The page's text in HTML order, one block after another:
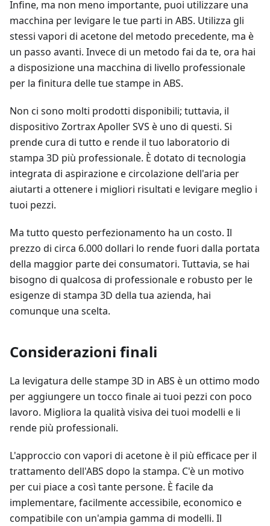
Infine, ma non meno importante, puoi utilizzare una
macchina per levigare le tue parti in ABS. Utilizza gli
stessi vapori di acetone del metodo precedente, ma è
un passo avanti. Invece di un metodo fai da te, ora hai
a disposizione una macchina di livello professionale
per la finitura delle tue stampe in ABS.
Non ci sono molti prodotti disponibili; tuttavia, il
dispositivo Zortrax Apoller SVS è uno di questi. Si
prende cura di tutto e rende il tuo laboratorio di
stampa 3D più professionale. È dotato di tecnologia
integrata di aspirazione e circolazione dell'aria per
aiutarti a ottenere i migliori risultati e levigare meglio i
tuoi pezzi.
Ma tutto questo perfezionamento ha un costo. Il
prezzo di circa 6.000 dollari lo rende fuori dalla portata
della maggior parte dei consumatori. Tuttavia, se hai
bisogno di qualcosa di professionale e robusto per le
esigenze di stampa 3D della tua azienda, hai
comunque una scelta.
Considerazioni finali
La levigatura delle stampe 3D in ABS è un ottimo modo
per aggiungere un tocco finale ai tuoi pezzi con poco
lavoro. Migliora la qualità visiva dei tuoi modelli e li
rende più professionali.
L'approccio con vapori di acetone è il più efficace per il
trattamento dell'ABS dopo la stampa. C'è un motivo
per cui piace a così tante persone. È facile da
implementare, facilmente accessibile, economico e
compatibile con un'ampia gamma di modelli. Il